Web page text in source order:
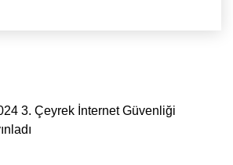
3. Çeyrek İnternet Güvenliği